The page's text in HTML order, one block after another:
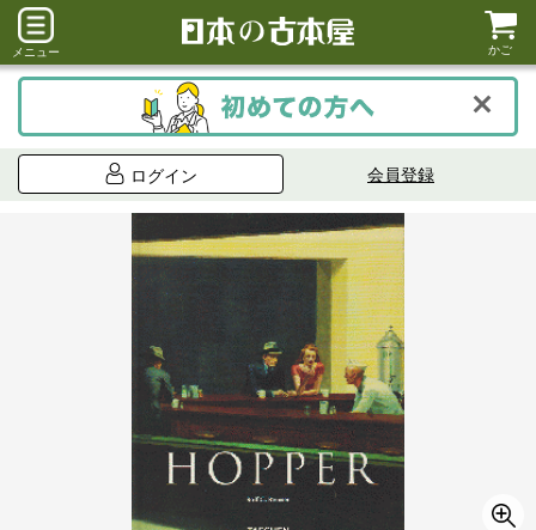
メニュー かご
ログイン 会員登録